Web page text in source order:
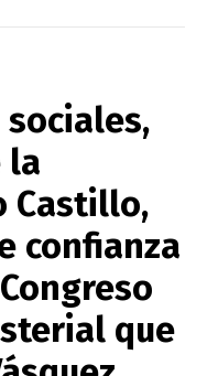
sociales,
la
Castillo,
confianza
que